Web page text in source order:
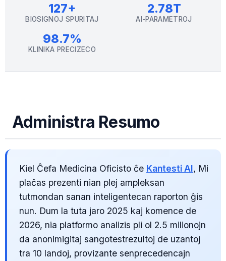
127+
BIOSIGNOJ SPURITAJ
2.78T
AI-PARAMETROJ
98.7%
KLINIKA PRECIZECO
Administra Resumo
Kiel Ĉefa Medicina Oficisto ĉe Kantesti AI, Mi
plaĉas prezenti nian plej ampleksan
tutmondan sanan inteligentecan raporton ĝis
nun. Dum la tuta jaro 2025 kaj komence de
2026, nia platformo analizis pli ol 2.5 milionojn
da anonimigitaj sangotestrezultoj de uzantoj
tra 10 landoj, provizante senprecedencajn